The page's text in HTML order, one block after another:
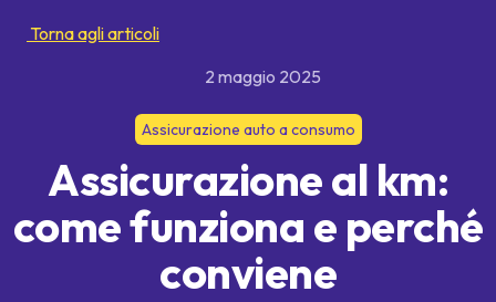
Torna agli articoli
2 maggio 2025
Assicurazione auto a consumo
Assicurazione al km:
come funziona e perché
conviene